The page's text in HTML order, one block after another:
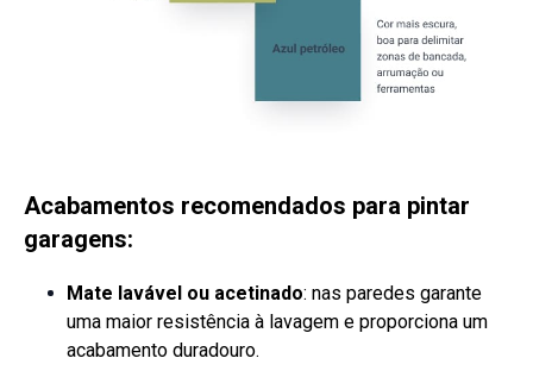
Acabamentos recomendados para pintar
garagens:
Mate lavável ou acetinado: nas paredes garante
uma maior resistência à lavagem e proporciona um
acabamento duradouro.